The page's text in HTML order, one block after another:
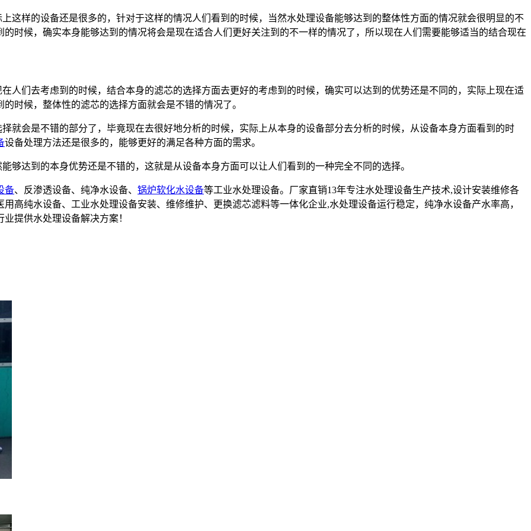
这样的设备还是很多的，针对于这样的情况人们看到的时候，当然水处理设备能够达到的整体性方面的情况就会很明显的不
时候，确实本身能够达到的情况将会是现在适合人们更好关注到的不一样的情况了，所以现在人们需要能够适当的结合现在
人们去考虑到的时候，结合本身的滤芯的选择方面去更好的考虑到的时候，确实可以达到的优势还是不同的，实际上现在适
时候，整体性的滤芯的选择方面就会是不错的情况了。
就会是不错的部分了，毕竟现在去很好地分析的时候，实际上从本身的设备部分去分析的时候，从设备本身方面看到的时
设备处理方法还是很多的，能够更好的满足各种方面的需求。
够达到的本身优势还是不错的，这就是从设备本身方面可以让人们看到的一种完全不同的选择。
备、反渗透设备、纯净水设备、 锅炉软化水设备等工业水处理设备。厂家直销13年专注水处理设备生产技术,设计安装维修各
高纯水设备、工业水处理设备安装、维修维护、更换滤芯滤料等一体化企业,水处理设备运行稳定，纯净水设备产水率高，
提供水处理设备解决方案！